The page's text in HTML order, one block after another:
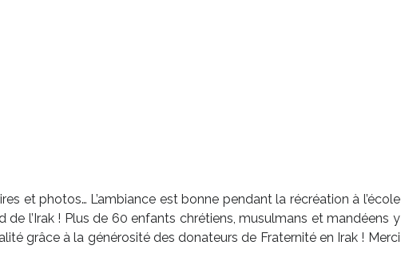
et photos… L’ambiance est bonne pendant la récréation à l’école
de l’Irak ! Plus de 60 enfants chrétiens, musulmans et mandéens y
grâce à la générosité des donateurs de Fraternité en Irak ! Merci